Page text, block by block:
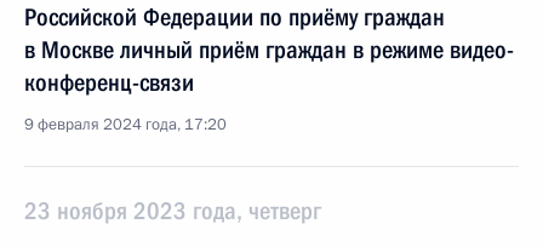
Российской Федерации по приёму граждан
в Москве личный приём граждан в режиме видео-
конференц-связи
9 февраля 2024 года, 17:20
23 ноября 2023 года, четверг